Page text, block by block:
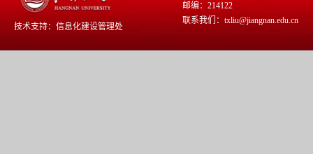
技术支持： 信息化建设管理处
邮编：214122
联系我们：txliu@jiangnan.edu.cn